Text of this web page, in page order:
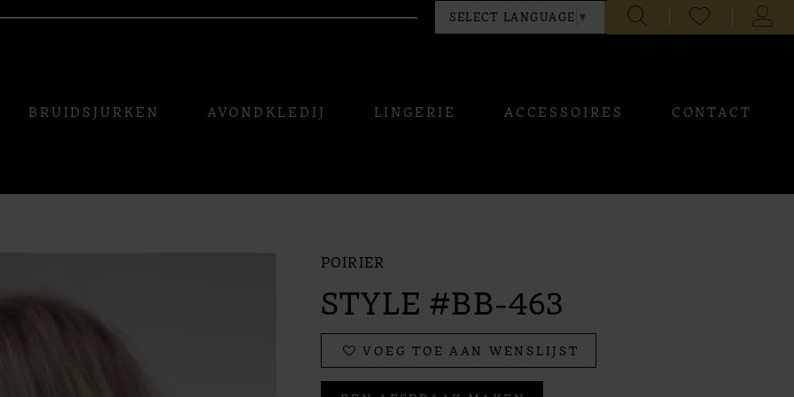
SELECT LANGUAGE ▼
CHECK
WISHLIST
BRUIDSJURKEN AVONDKLEDIJ LINGERIE ACCESSOIRES CONTACT
POIRIER
STYLE #BB-463
VOEG TOE AAN WENSLIJST